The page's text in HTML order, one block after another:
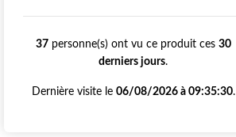
37personne(s) ont vu ce produit ces 30
derniers jours.
Dernière visite le 06/08/2026 à 09:35:30.